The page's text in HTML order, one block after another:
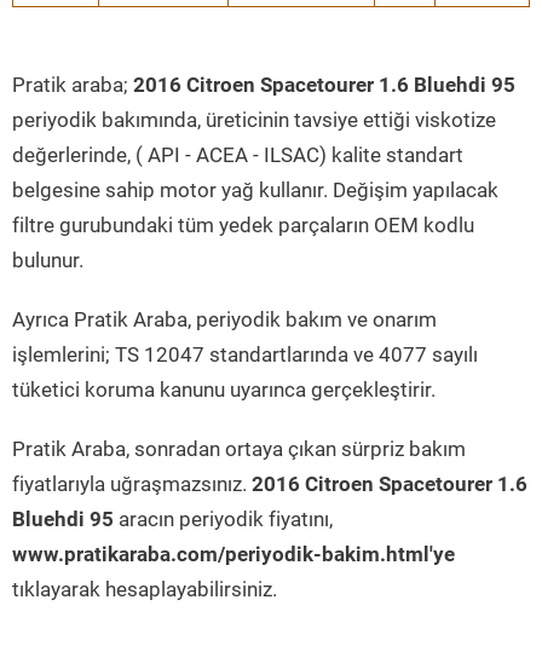
Pratik araba; 2016 Citroen Spacetourer 1.6 Bluehdi 95
periyodik bakımında, üreticinin tavsiye ettiği viskotize
değerlerinde, ( API - ACEA - ILSAC) kalite standart
belgesine sahip motor yağ kullanır. Değişim yapılacak
filtre gurubundaki tüm yedek parçaların OEM kodlu
bulunur.
Ayrıca Pratik Araba, periyodik bakım ve onarım
işlemlerini; TS 12047 standartlarında ve 4077 sayılı
tüketici koruma kanunu uyarınca gerçekleştirir.
Pratik Araba, sonradan ortaya çıkan sürpriz bakım
fiyatlarıyla uğraşmazsınız. 2016 Citroen Spacetourer 1.6
Bluehdi 95 aracın periyodik fiyatını,
www.pratikaraba.com/periyodik-bakim.html'ye
tıklayarak hesaplayabilirsiniz.